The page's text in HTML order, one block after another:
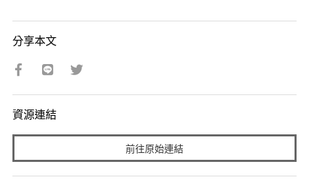
分享本文
資源連結
前往原始連結